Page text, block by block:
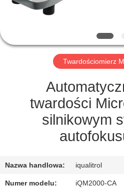
PO
FABRYCE
KONTROLA
JAKOŚCI
SITEMAP
PRIVACY
Twardościomierz
twardości
silnikowym
Nazwa handlowa: iqualitrol
Numer modelu: iQM2000-CA